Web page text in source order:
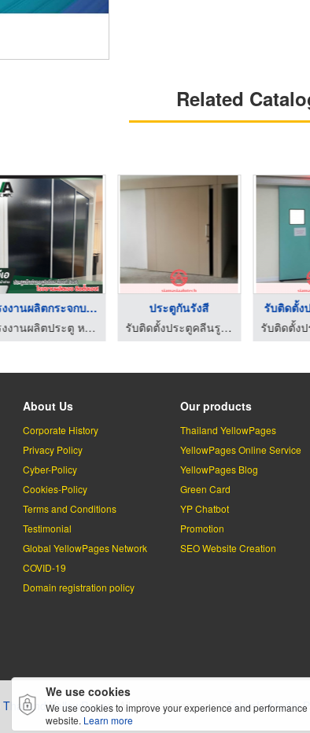
Related
โรงงานผลิตกระจกบานเล ...
โรงงานผลิตประตู หน้าต่าง อลูมิเนียม
ประตูกันรังสี
รับติดตั้งประตูคลีนรูมประตูหน้าต่างอลูมิเนียม สยาม เอเซีย อลูเทค
รับติดตั้ง
About Us
Corporate History
Privacy Policy
Cyber-Policy
Cookies-Policy
Terms and Conditions
Testimonial
Global YellowPages Network
COVID-19
Domain registration policy
Our products
Thailand YellowPages
YellowPages Online Service
YellowPages Blog
Green Card
YP Chatbot
Promotion
SEO Website Creation
Thailand YellowPages.All rights reserved byTeleinfo Media
We use cookies
We use cookies to improve your experience and
website. Learn more